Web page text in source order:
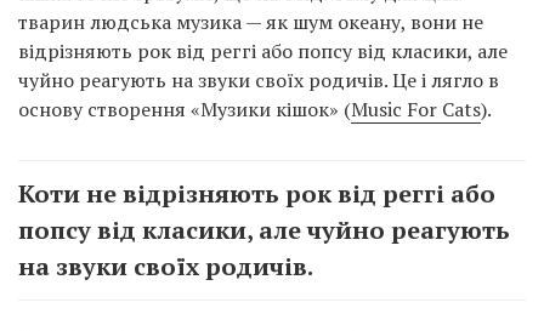
тварин людська музика — як шум океану, вони не
відрізняють рок від реггі або попсу від класики, але
чуйно реагують на звуки своїх родичів. Це і лягло в
основу створення «Музики кішок» (Music For Cats).
Коти не відрізняють рок від реггі або
попсу від класики, але чуйно реагують
на звуки своїх родичів.